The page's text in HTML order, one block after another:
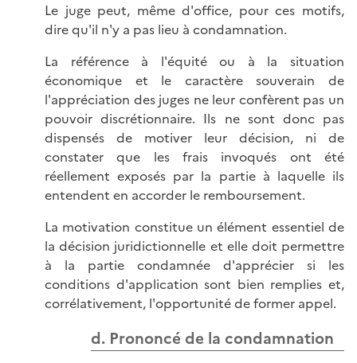
Le juge peut, même d'office, pour ces motifs,
dire qu'il n'y a pas lieu à condamnation.
La référence à l'équité ou à la situation
économique et le caractère souverain de
l'appréciation des juges ne leur confèrent pas un
pouvoir discrétionnaire. Ils ne sont donc pas
dispensés de motiver leur décision, ni de
constater que les frais invoqués ont été
réellement exposés par la partie à laquelle ils
entendent en accorder le remboursement.
La motivation constitue un élément essentiel de
la décision juridictionnelle et elle doit permettre
à la partie condamnée d'apprécier si les
conditions d'application sont bien remplies et,
corrélativement, l'opportunité de former appel.
d. Prononcé de la condamnation